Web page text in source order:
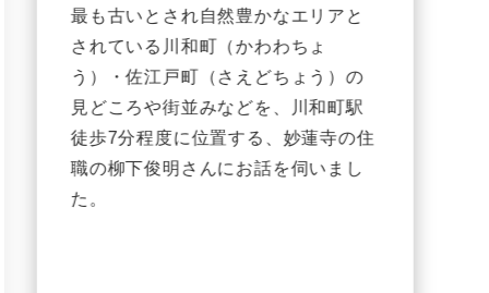
最も古いとされ自然豊かなエリアと
されている川和町（かわわちょ
う）・佐江戸町（さえどちょう）の
見どころや街並みなどを、川和町駅
徒歩7分程度に位置する、妙蓮寺の住
職の柳下俊明さんにお話を伺いまし
た。